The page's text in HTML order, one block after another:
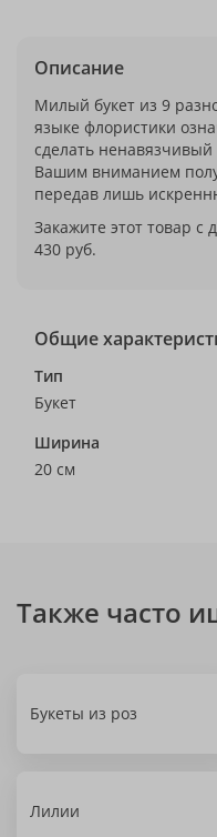
Описание
Милый букет из 9
языке флористики
сделать
Вашим вниманием
передав лишь
Закажите этот товар с
430 руб.
Общие
Тип
Букет
Ширина
20 см
Также часто
Букеты из роз
Лилии